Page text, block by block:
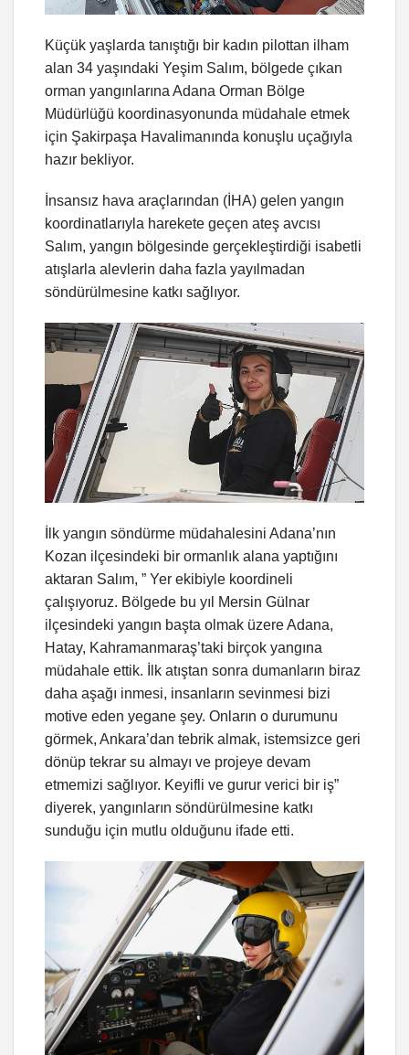
Küçük yaşlarda tanıştığı bir kadın pilottan ilham
alan 34 yaşındaki Yeşim Salım, bölgede çıkan
orman yangınlarına Adana Orman Bölge
Müdürlüğü koordinasyonunda müdahale etmek
için Şakirpaşa Havalimanında konuşlu uçağıyla
hazır bekliyor.
İnsansız hava araçlarından (İHA) gelen yangın
koordinatlarıyla harekete geçen ateş avcısı
Salım, yangın bölgesinde gerçekleştirdiği isabetli
atışlarla alevlerin daha fazla yayılmadan
söndürülmesine katkı sağlıyor.
İlk yangın söndürme müdahalesini Adana’nın
Kozan ilçesindeki bir ormanlık alana yaptığını
aktaran Salım, ” Yer ekibiyle koordineli
çalışıyoruz. Bölgede bu yıl Mersin Gülnar
ilçesindeki yangın başta olmak üzere Adana,
Hatay, Kahramanmaraş’taki birçok yangına
müdahale ettik. İlk atıştan sonra dumanların biraz
daha aşağı inmesi, insanların sevinmesi bizi
motive eden yegane şey. Onların o durumunu
görmek, Ankara’dan tebrik almak, istemsizce geri
dönüp tekrar su almayı ve projeye devam
etmemizi sağlıyor. Keyifli ve gurur verici bir iş”
diyerek, yangınların söndürülmesine katkı
sunduğu için mutlu olduğunu ifade etti.